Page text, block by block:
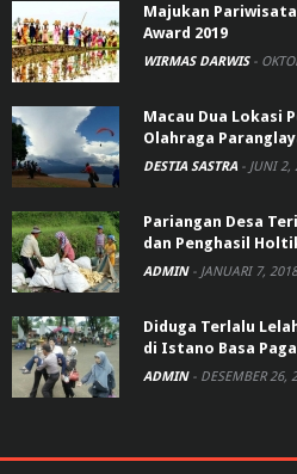
Majukan
Award 2019
WIRMAS DARWIS -
Macau Dua Lokasi
Olahraga
DESTIA SASTRA - JUNI 2,
Pariangan Desa
dan Penghasil
ADMIN - JANUARI 7, 2018
Diduga Terlalu
di Istano Basa
ADMIN - DESEMBER 26,